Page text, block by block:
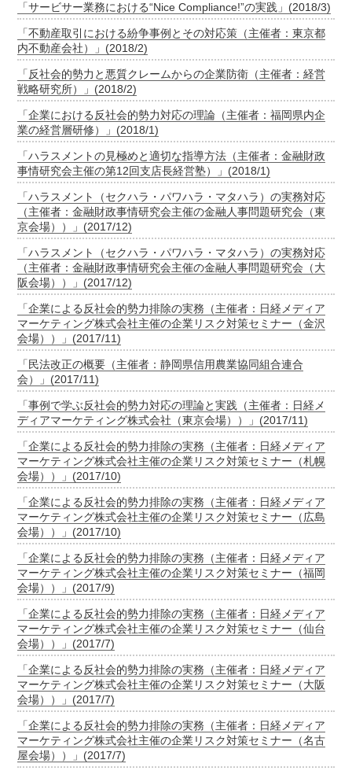
「サービサー業務における“Nice Compliance!”の実践」(2018/3)
「不動産取引における紛争事例とその対応策（主催者：東京都
内不動産会社）」(2018/2)
「反社会的勢力と悪質クレームからの企業防衛（主催者：経営
戦略研究所）」(2018/2)
「企業における反社会的勢力対応の理論（主催者：福岡県内企
業の経営層研修）」(2018/1)
「ハラスメントの見極めと適切な指導方法（主催者：金融財政
事情研究会主催の第12回支店長経営塾）」(2018/1)
「ハラスメント（セクハラ・パワハラ・マタハラ）の実務対応
（主催者：金融財政事情研究会主催の金融人事問題研究会（東
京会場））」(2017/12)
「ハラスメント（セクハラ・パワハラ・マタハラ）の実務対応
（主催者：金融財政事情研究会主催の金融人事問題研究会（大
阪会場））」(2017/12)
「企業による反社会的勢力排除の実務（主催者：日経メディア
マーケティング株式会社主催の企業リスク対策セミナー（金沢
会場））」(2017/11)
「民法改正の概要（主催者：静岡県信用農業協同組合連合
会）」(2017/11)
「事例で学ぶ反社会的勢力対応の理論と実践（主催者：日経メ
ディアマーケティング株式会社（東京会場））」(2017/11)
「企業による反社会的勢力排除の実務（主催者：日経メディア
マーケティング株式会社主催の企業リスク対策セミナー（札幌
会場））」(2017/10)
「企業による反社会的勢力排除の実務（主催者：日経メディア
マーケティング株式会社主催の企業リスク対策セミナー（広島
会場））」(2017/10)
「企業による反社会的勢力排除の実務（主催者：日経メディア
マーケティング株式会社主催の企業リスク対策セミナー（福岡
会場））」(2017/9)
「企業による反社会的勢力排除の実務（主催者：日経メディア
マーケティング株式会社主催の企業リスク対策セミナー（仙台
会場））」(2017/7)
「企業による反社会的勢力排除の実務（主催者：日経メディア
マーケティング株式会社主催の企業リスク対策セミナー（大阪
会場））」(2017/7)
「企業による反社会的勢力排除の実務（主催者：日経メディア
マーケティング株式会社主催の企業リスク対策セミナー（名古
屋会場））」(2017/7)